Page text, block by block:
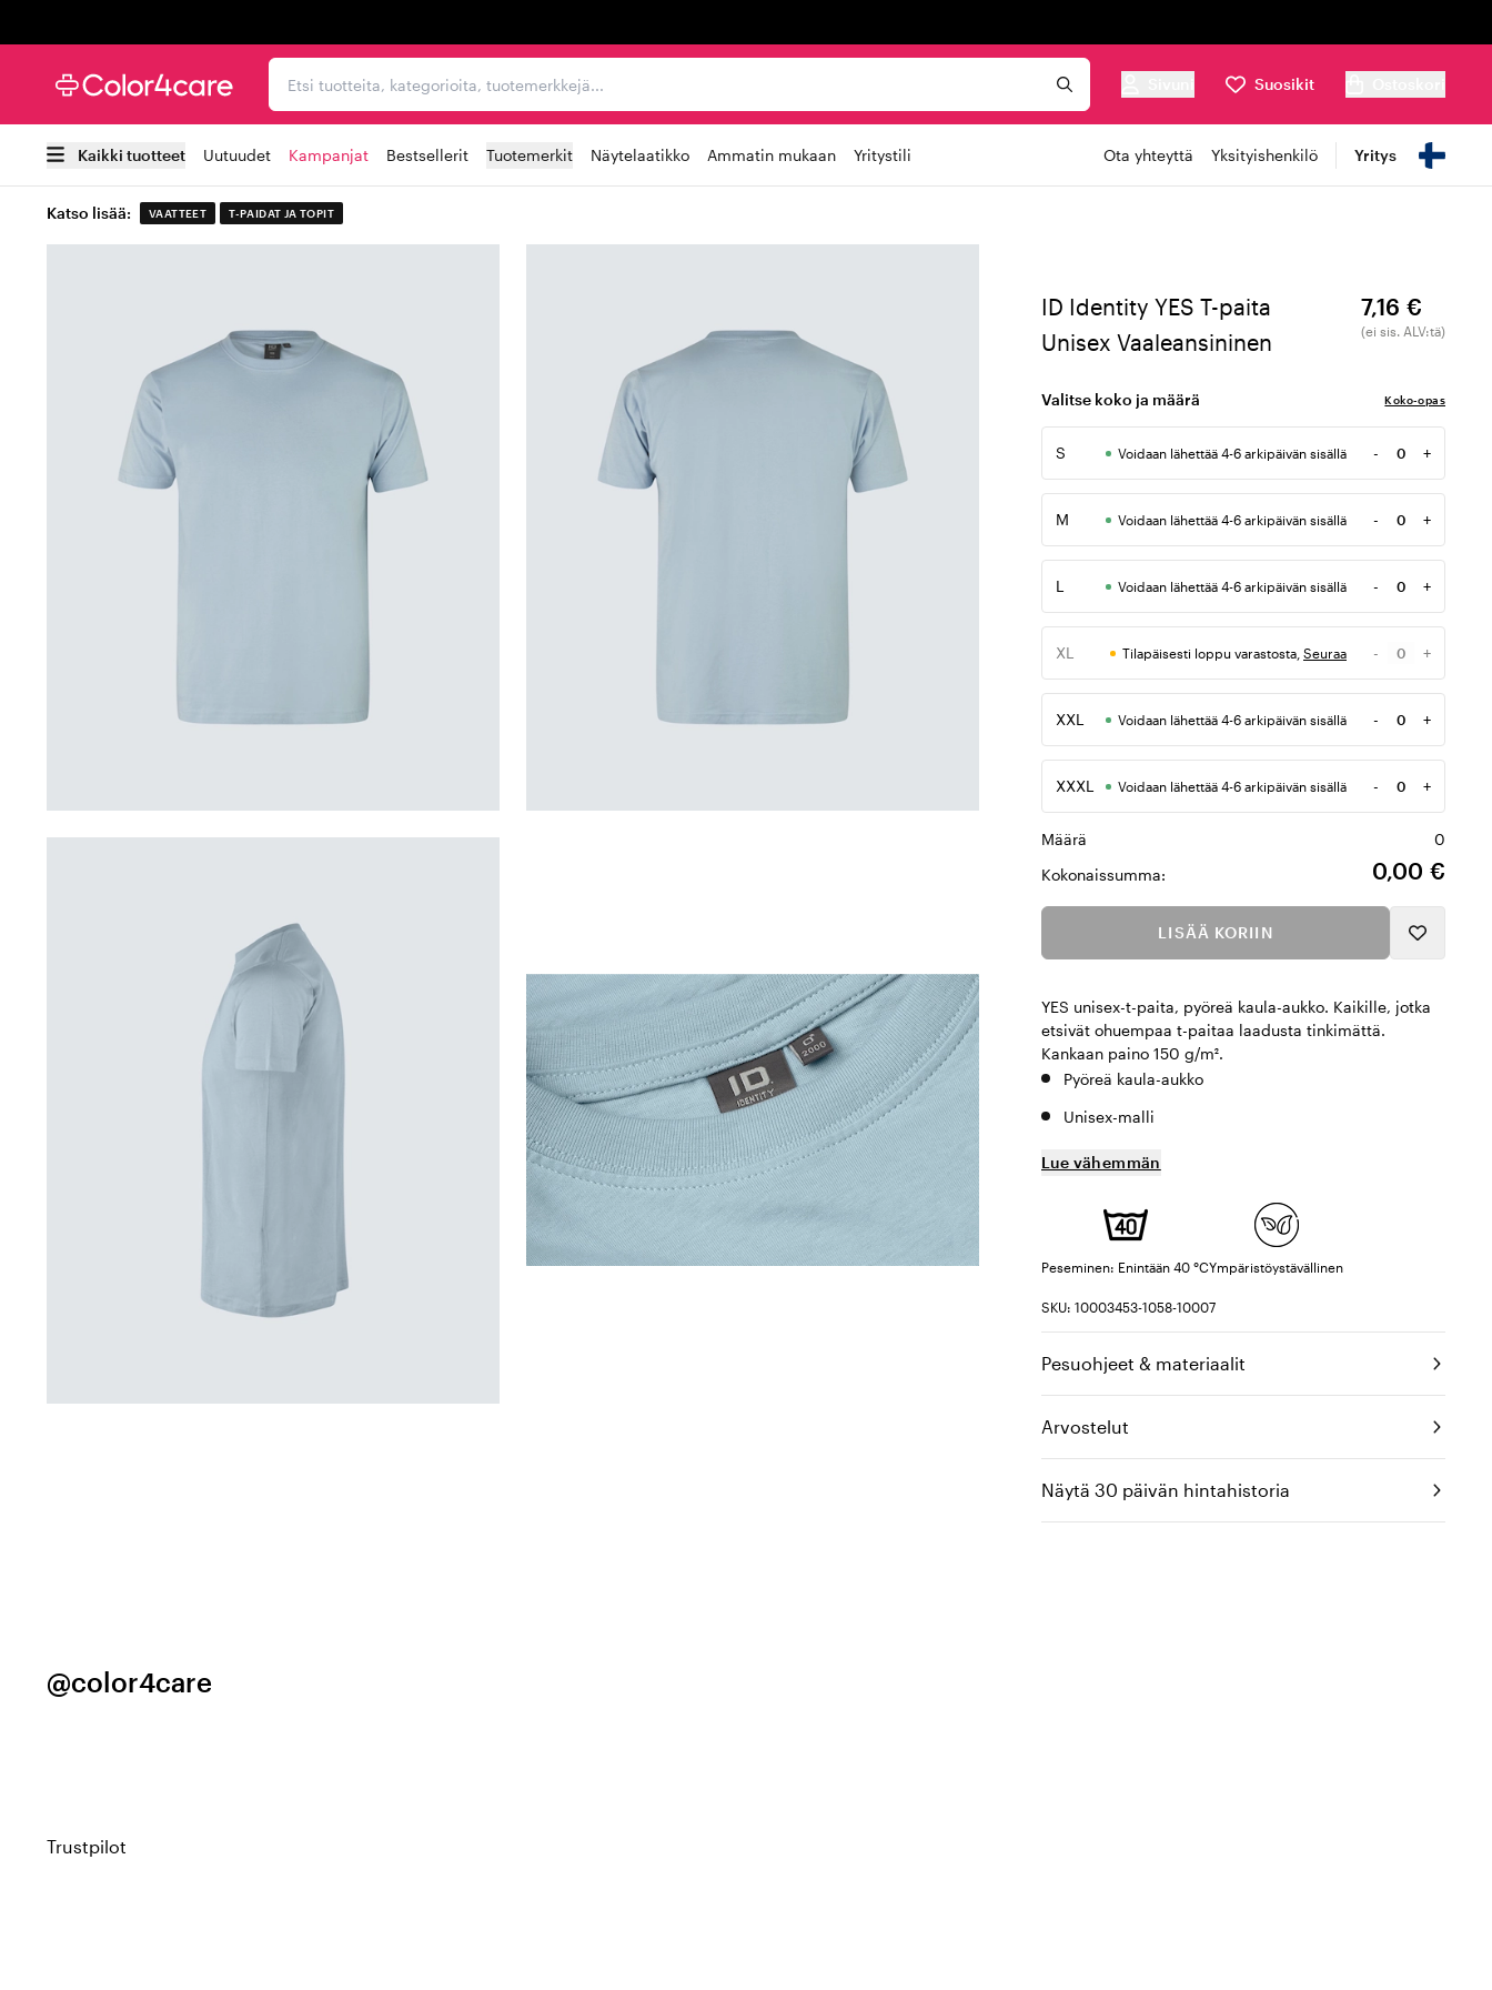
Etsi tuotteita, kategorioita, tuotemerkkejä...
Suosikit
Kaikki tuotteet Uutuudet Kampanjat Bestsellerit Tuotemerkit Näytelaatikko Ammatin mukaan Yritystili Ota yhteyttä Yksityishenkilö Yritys
Katso lisää: VAATTEET T-PAIDAT JA TOPIT
ID Identity YES T-paita
Unisex Vaaleansininen
7,16 €
(ei sis. ALV:tä)
Valitse koko ja määrä Koko-opas
S Voidaan lähettää 4-6 arkipäivän sisällä -
Määrä
+
M Voidaan lähettää 4-6 arkipäivän sisällä -
Määrä
+
L Voidaan lähettää 4-6 arkipäivän sisällä -
Määrä
+
XL Tilapäisesti loppu varastosta, Seuraa -
Määrä
+
XXL Voidaan lähettää 4-6 arkipäivän sisällä -
Määrä
+
XXXL Voidaan lähettää 4-6 arkipäivän sisällä -
Määrä
+
Määrä
0
Kokonaissumma:
0,00 €
LISÄÄ KORIIN
YES unisex-t-paita, pyöreä kaula-aukko. Kaikille, jotka
etsivät ohuempaa t-paitaa laadusta tinkimättä.
Kankaan paino 150 g/m².
Pyöreä kaula-aukko
Unisex-malli
Lue vähemmän
Peseminen: Enintään 40 °CYmpäristöystävällinen
SKU: 10003453-1058-10007
Pesuohjeet & materiaalit
Arvostelut
Näytä 30 päivän hintahistoria
@color4care
Trustpilot